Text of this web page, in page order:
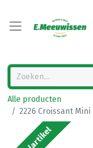
Alle producten
2226 Croissant